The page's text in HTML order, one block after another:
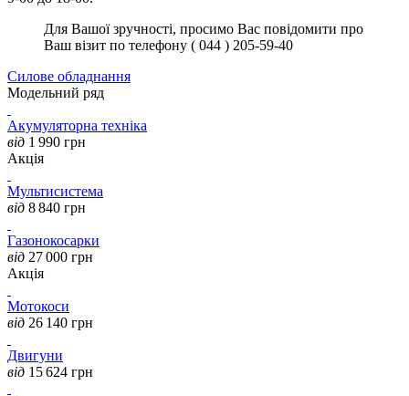
Для Вашої зручності, просимо Вас повідомити про
Ваш візит по телефону ( 044 ) 205-59-40
Силове обладнання
Модельний ряд
Акумуляторна техніка
від 1 990 грн
Акція
Мультисистема
від 8 840 грн
Газонокосарки
від 27 000 грн
Акція
Мотокоси
від 26 140 грн
Двигуни
від 15 624 грн